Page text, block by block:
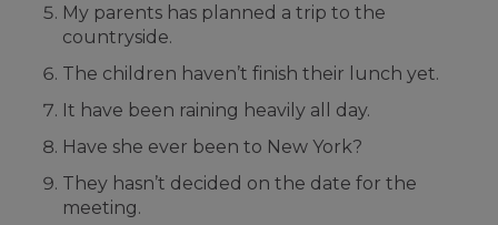
My parents has planned a trip to the
countryside.
The children haven’t finish their lunch yet.
It have been raining heavily all day.
Have she ever been to New York?
They hasn’t decided on the date for the
meeting.